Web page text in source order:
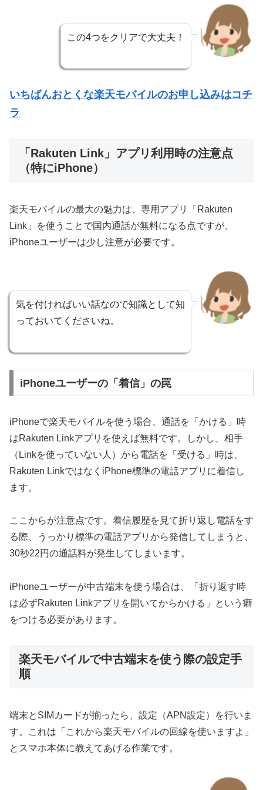
この4つをクリアで大丈夫！
いちばんおとくな楽天モバイルのお申し込みはコチ
ラ
「Rakuten Link」アプリ利用時の注意点
（特にiPhone）
楽天モバイルの最大の魅力は、専用アプリ「Rakuten
Link」を使うことで国内通話が無料になる点ですが、
iPhoneユーザーは少し注意が必要です。
気を付ければいい話なので知識として知
っておいてくださいね。
iPhoneユーザーの「着信」の罠
iPhoneで楽天モバイルを使う場合、通話を「かける」時
はRakuten Linkアプリを使えば無料です。しかし、相手
（Linkを使っていない人）から電話を「受ける」時は、
Rakuten LinkではなくiPhone標準の電話アプリに着信し
ます。
ここからが注意点です。着信履歴を見て折り返し電話をす
る際、うっかり標準の電話アプリから発信してしまうと、
30秒22円の通話料が発生してしまいます。
iPhoneユーザーが中古端末を使う場合は、「折り返す時
は必ずRakuten Linkアプリを開いてからかける」という癖
をつける必要があります。
楽天モバイルで中古端末を使う際の設定手
順
端末とSIMカードが揃ったら、設定（APN設定）を行いま
す。これは「これから楽天モバイルの回線を使いますよ」
とスマホ本体に教えてあげる作業です。